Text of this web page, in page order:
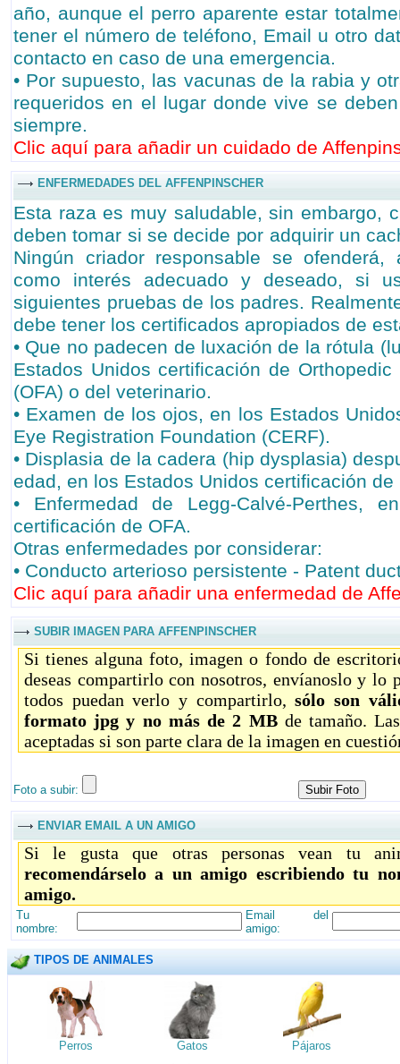
año, aunque el perro aparente estar
tener el número de teléfono, Email u otro
contacto en caso de una emergencia.
• Por supuesto, las vacunas de la rabia y
requeridos en el lugar donde vive se
siempre.
Clic aquí para añadir un cuidado de
ENFERMEDADES DEL AFFENPINSCHER
Esta raza es muy saludable, sin embargo,
deben tomar si se decide por adquirir un
Ningún criador responsable se
como interés adecuado y deseado, si
siguientes pruebas de los padres.
debe tener los certificados apropiados de
• Que no padecen de luxación de la rótula
Estados Unidos certificación de
(OFA) o del veterinario.
• Examen de los ojos, en los Estados
Eye Registration Foundation (CERF).
• Displasia de la cadera (hip dysplasia)
edad, en los Estados Unidos certificación de
• Enfermedad de Legg-Calvé-Perthes,
certificación de OFA.
Otras enfermedades por considerar:
• Conducto arterioso persistente - Patent
Clic aquí para añadir una enfermedad de
SUBIR IMAGEN PARA AFFENPINSCHER
Si tienes alguna foto, imagen o fondo de
deseas compartirlo con nosotros, envíanoslo y lo
todos puedan verlo y compartirlo,sólo son
formato jpg y no más de 2 MBde tamaño.
aceptadas si son parte clara de la imagen en
Foto a subir:
ENVIAR EMAIL A UN AMIGO
Si le gusta que otras personas vean tu
recomendárselo a un amigo escribiendo tu
amigo.
Tu
nombre:
Email del
amigo:
TIPOS DE ANIMALES
Perros Gatos Pájaros